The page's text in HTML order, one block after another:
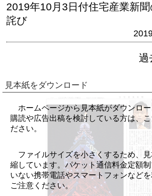
2019年10月3日付住宅産業新
詫び
過
見本紙をダウンロード
ホームページから見本紙がダウンロ
購読や広告出稿を検討している方は、
ださい。
ファイルサイズを小さくするため、
縮しています。パケット通信料金定額
いない携帯電話やスマートフォンなど
ご注意ください。